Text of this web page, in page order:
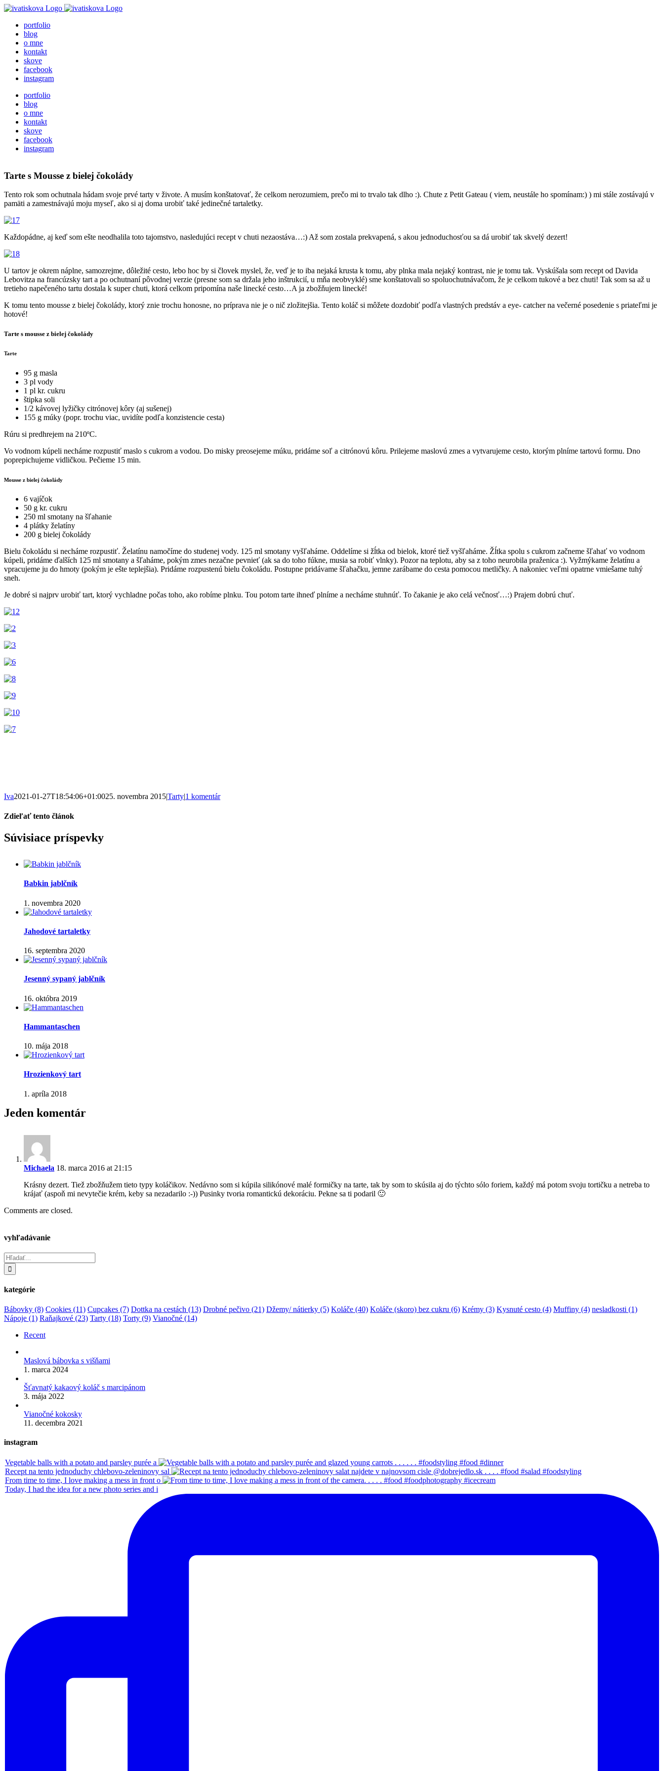
Skip
contentportfolio
blog
o mne
kontakt
skove
facebook
instagram
portfolio
blog
o mne
kontakt
skove
facebook
instagram
Tarte s Mousse z bielej čokolády
Tento rok som ochutnala hádam svoje prvé tarty v živote. A musím konštatovať, že celkom nerozumiem, prečo mi to trvalo tak dlho :). Chute z Petit Gateau ( viem, neustále ho spomínam:) ) mi stále zostávajú v
pamäti a zamestnávajú moju myseľ, ako si aj doma urobiť také jedinečné tartaletky.
Každopádne, aj keď som ešte neodhalila toto tajomstvo, nasledujúci recept v chuti nezaostáva…:) Až som zostala prekvapená, s akou jednoduchosťou sa dá urobiť tak skvelý dezert!
U tartov je okrem náplne, samozrejme, dôležité cesto, lebo hoc by si človek myslel, že, veď je to iba nejaká krusta k tomu, aby plnka mala nejaký kontrast, nie je tomu tak. Vyskúšala som recept od Davida
Lebovitza na francúzsky tart a po ochutnaní pôvodnej verzie (presne som sa držala jeho inštrukcií, u mňa neobvyklé) sme konštatovali so spoluochutnávačom, že je celkom tukové a bez chuti! Tak som sa až u
tretieho napečeného tartu dostala k super chuti, ktorá celkom pripomína naše linecké cesto…A ja zbožňujem linecké!
K tomu tento mousse z bielej čokolády, ktorý znie trochu honosne, no príprava nie je o nič zložitejšia. Tento koláč si môžete dozdobiť podľa vlastných predstáv a eye- catcher na večerné posedenie s priateľmi je
hotové!
Tarte s mousse z bielej čokolády
Tarte
95 g masla
3 pl vody
1 pl kr. cukru
štipka soli
1/2 kávovej lyžičky citrónovej kôry (aj sušenej)
155 g múky (popr. trochu viac, uvidíte podľa konzistencie cesta)
Rúru si predhrejem na 210ºC.
Vo vodnom kúpeli necháme rozpustiť maslo s cukrom a vodou. Do misky preosejeme múku, pridáme soľ a citrónovú kôru. Prilejeme maslovú zmes a vytvarujeme cesto, ktorým plníme tartovú formu. Dno
poprepichujeme vidličkou. Pečieme 15 min.
Mousse z bielej čokolády
6 vajíčok
50 g kr. cukru
250 ml smotany na šľahanie
4 plátky želatíny
200 g bielej čokolády
Bielu čokoládu si necháme rozpustiť. Želatínu namočíme do studenej vody. 125 ml smotany vyšľaháme. Oddelíme si žĺtka od bielok, ktoré tiež vyšľaháme. Žĺtka spolu s cukrom začneme šľahať vo vodnom
kúpeli, pridáme ďalších 125 ml smotany a šľaháme, pokým zmes nezačne pevnieť (ak sa do toho fúkne, musia sa robiť vlnky). Pozor na teplotu, aby sa z toho neurobila praženica :). Vyžmýkame želatínu a
vpracujeme ju do hmoty (pokým je ešte teplejšia). Pridáme rozpustenú bielu čokoládu. Postupne pridávame šľahačku, jemne zarábame do cesta pomocou metličky. A nakoniec veľmi opatrne vmiešame tuhý
sneh.
Je dobré si najprv urobiť tart, ktorý vychladne počas toho, ako robíme plnku. Tou potom tarte ihneď plníme a necháme stuhnúť. To čakanie je ako celá večnosť…:) Prajem dobrú chuť.
Iva2021-01-27T18:54:06+01:0025. novembra 2015Tarty 1 komentár
Zdieľať tento článok
Facebook
WhatsApp
Pinterest
Email
Súvisiace príspevky
Babkin jablčník
1. novembra 2020
Jahodové tartaletky
16. septembra 2020
Jesenný sypaný jablčník
16. októbra 2019
Hammantaschen
10. mája 2018
Hrozienkový tart
1. apríla 2018
Jeden komentár
Michaela 18. marca 2016 at 21:15
Krásny dezert. Tiež zbožňužem tieto typy koláčikov. Nedávno som si kúpila silikónové malé formičky na tarte, tak by som to skúsila aj do týchto sólo foriem, každý má potom svoju tortičku a netreba to
krájať (aspoň mi nevytečie krém, keby sa nezadarilo :-)) Pusinky tvoria romantickú dekoráciu. Pekne sa ti podaril 🙂
Comments are closed.
vyhľadávanie
Hľadať:
kategórie
Bábovky (8) Cookies (11) Cupcakes (7) Dottka na cestách (13) Drobné pečivo (21) Džemy/ nátierky (5) Koláče (40) Koláče (skoro) bez cukru (6) Krémy (3) Kysnuté cesto (4) Muffiny (4) nesladkosti (1)
Nápoje (1) Raňajkové (23) Tarty (18) Torty (9) Vianočné (14)
Recent
Maslová bábovka s višňami
1. marca 2024
Šťavnatý kakaový koláč s marcipánom
3. mája 2022
Vianočné kokosky
11. decembra 2021
instagram
Vegetable balls with a potato and parsley purée a
Recept na tento jednoduchy chlebovo-zeleninovy sal
From time to time, I love making a mess in front o
Today, I had the idea for a new photo series and i